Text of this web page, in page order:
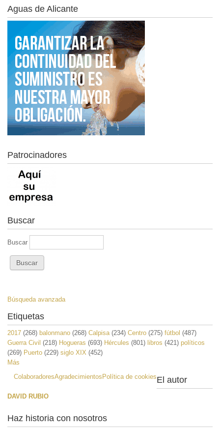
Aguas de Alicante
Patrocinadores
Buscar
Buscar
Búsqueda avanzada
Etiquetas
2017 (268) balonmano (268) Calpisa(234) Centro (275) fútbol (487)
Guerra Civil (218) Hogueras (693) Hércules (801) libros (421) políticos
(269) Puerto (229) siglo XIX (452)
Más
ColaboradoresAgradecimientosPolítica de cookiesEl autor
DAVID RUBIO
Haz historia con nosotros